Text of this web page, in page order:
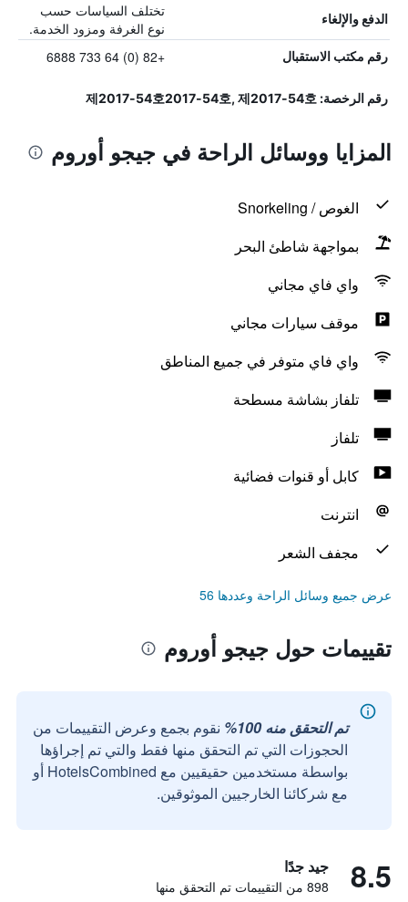
الدفع والإلغاء
تختلف السياسات حسب
نوع الغرفة ومزود الخدمة.
رقم مكتب الاستقبال +82 (0) 64 733 6888
رقم الرخصة: 제2017-54호2017-54호, 제2017-54호
المزايا ووسائل الراحة في جيجو أوروم
الغوص / Snorkeling
بمواجهة شاطئ البحر
واي فاي مجاني
موقف سيارات مجاني
واي فاي متوفر في جميع المناطق
تلفاز بشاشة مسطحة
تلفاز
كابل أو قنوات فضائية
انترنت
مجفف الشعر
عرض جميع وسائل الراحة وعددها 56
تقييمات حول جيجو أوروم
تم التحقق منه 100%
نقوم بجمع وعرض التقييمات من
الحجوزات التي تم التحقق منها فقط والتي تم إجراؤها
بواسطة مستخدمين حقيقيين مع HotelsCombined أو
مع شركائنا الخارجيين الموثوقين.
8.5 جيد جدًا
898 من التقييمات تم التحقق منها